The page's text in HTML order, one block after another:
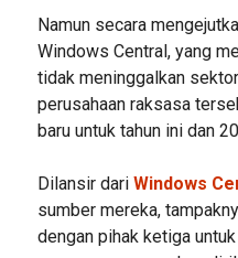
Namun secara
Windows Central, yang
tidak meninggalkan
perusahaan raksasa
baru untuk tahun ini dan
Dilansir dari Windows
sumber mereka,
dengan pihak ketiga